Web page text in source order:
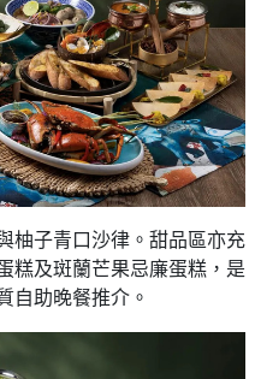
柚子青口沙律。甜品區亦充
糕及斑蘭芒果忌廉蛋糕，是
自助晚餐推介。